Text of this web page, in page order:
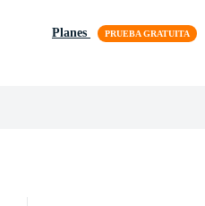
Planes